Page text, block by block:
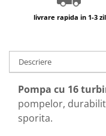
livrare rapida in 1-3
Descriere
Pompa cu 16
pompelor,
sporita.